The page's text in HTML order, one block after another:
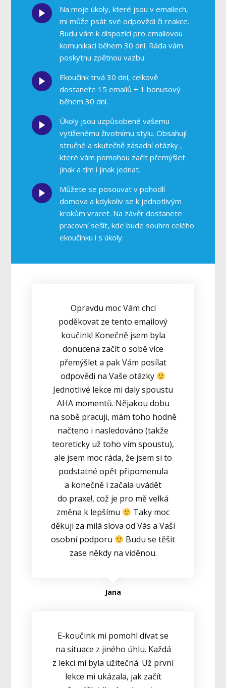
Na moje úkoly, které jsou v emailech,
mi může psát své odpovědi či reakce.
Budu vám k dispozici pro emailovou
komunikaci během 30 dní. Ráda vám
poskytnu zpětnou vazbu.
Ekoučink trvá 30 dní, celkově
dostanete 15 emailů + 1 bonusový
během 30 dní.
Úkoly jsou uzpůsobené vašemu
vytíženému životnímu stylu. Obsahují
stručné a skutečně zásadní otázky ,
které vám pomohou začít přemýšlet
jinak a tím i jinak jednat.
Můžete se posouvat v pohodlí
domova a kdykoliv se k jednotlivým
krokům vracet. Na závěr dostanete
pracovní sešit, kde bude souhrn celého
ekoučinku i s úkoly.
Opravdu moc Vám chci
poděkovat ze tento emailový
koučink! Konečně jsem byla
donucena začít o sobě více
přemýšlet a pak Vám posílat
odpovědi na Vaše otázky
Jednotlivé lekce mi daly spoustu
AHA momentů. Nějakou dobu
na sobě pracuji, mám toho hodně
načteno i nasledováno (takže
teoreticky už toho vím spoustu),
ale jsem moc ráda, že jsem si to
podstatné opět připomenula
a konečně i začala uvádět
do praxe!, což je pro mě velká
změna k lepšímu
Taky moc
děkuji za milá slova od Vás a Vaši
osobní podporu
Budu se těšit
zase někdy na viděnou.
Jana
E-koučink mi pomohl dívat se
na situace z jiného úhlu. Každá
z lekcí mi byla užitečná. Už první
lekce mi ukázala, jak začít